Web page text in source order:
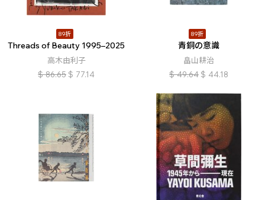
89折
Threads of Beauty 1995–2025
高木由利子
$ 86.65 $ 77.14
89折
青銅の意識
畠山耕治
$ 49.64 $ 44.18